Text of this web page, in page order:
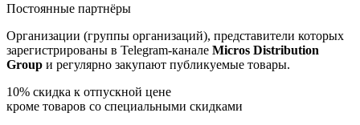
Постоянные партнёры
Организации (группы организаций), представители которых
зарегистрированы в Telegram-канале Micros Distribution
Group и регулярно закупают публикуемые товары.
10% скидка к отпускной цене
кроме товаров со специальными скидками